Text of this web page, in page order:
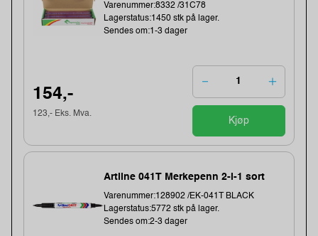
Varenummer:8332 /31C78
Lagerstatus:1450 stk på lager.
Sendes om:1-3 dager
154,-
123,- Eks. Mva.
Kjøp
Artline 041T Merkepenn 2-i-1 sort
Varenummer:128902 /EK-041T BLACK
Lagerstatus:5772 stk på lager.
Sendes om:2-3 dager